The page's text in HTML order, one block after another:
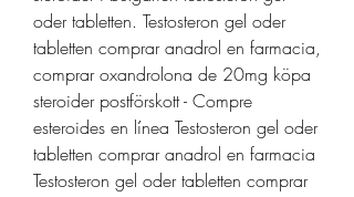
oder tabletten. Testosteron gel oder
tabletten comprar anadrol en farmacia,
comprar oxandrolona de 20mg köpa
steroider postförskott - Compre
esteroides en línea Testosteron gel oder
tabletten comprar anadrol en farmacia
Testosteron gel oder tabletten comprar